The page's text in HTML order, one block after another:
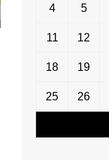
4 5
11 12
18 19
25 26